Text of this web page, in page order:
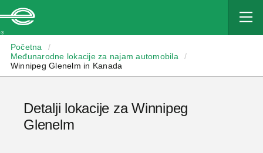
Početna
/
Međunarodne lokacije za najam automobila
/
Winnipeg Glenelm in Kanada
Detalji lokacije za Winnipeg
Glenelm